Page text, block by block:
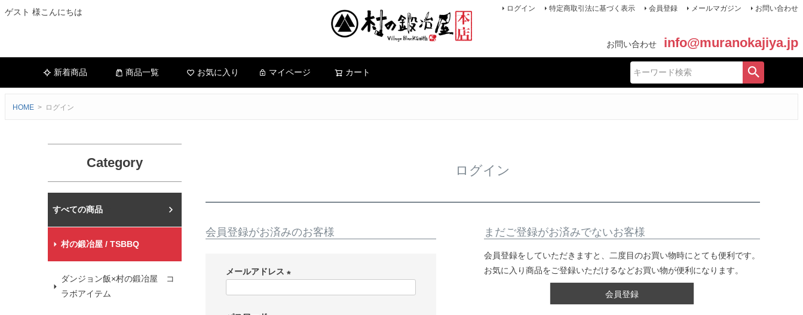
ゲスト 様こんにちは ログイン 特定商取引法に基づく表示 会員登録 メールマガジン お問い合わせ
お問い合わせ info@muranokajiya.jp
新着商品 商品一覧 お気に入り マイページ カート
HOME ログイン
Category
村の鍛冶屋本店
村の鍛冶屋 / TSBBQ
ダンジョン飯×村の鍛冶屋 コ
ラボアイテム
ログイン
会員登録がお済みのお客様
メールアドレス
まだご登録がお済みでないお客様
会員登録をしていただきますと、二度目のお買い物時にとても便利です。
お気に入り商品をご登録いただけるなどお買い物が便利になります。
会員登録